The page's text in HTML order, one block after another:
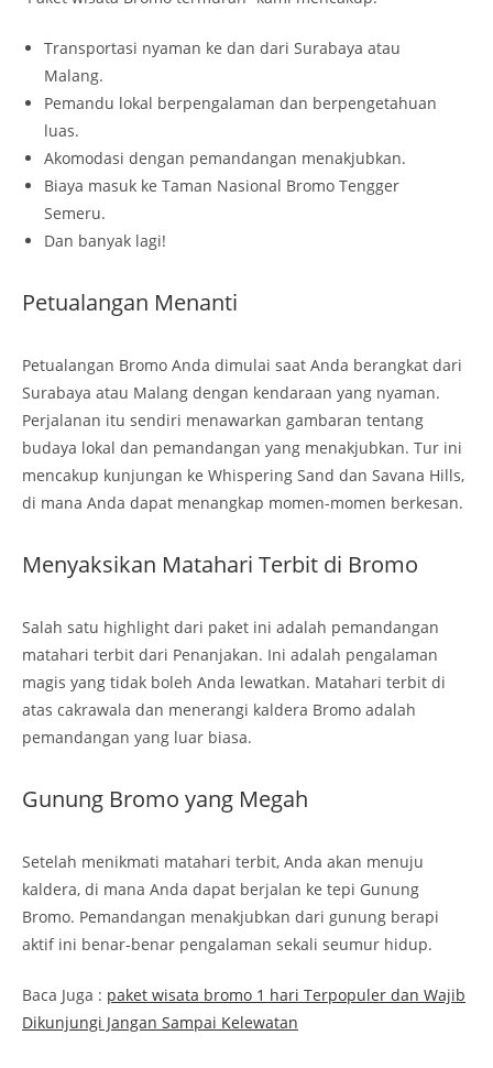
Transportasi nyaman ke dan dari Surabaya atau
Malang.
Pemandu lokal berpengalaman dan berpengetahuan
luas.
Akomodasi dengan pemandangan menakjubkan.
Biaya masuk ke Taman Nasional Bromo Tengger
Semeru.
Dan banyak lagi!
Petualangan Menanti
Petualangan Bromo Anda dimulai saat Anda berangkat dari
Surabaya atau Malang dengan kendaraan yang nyaman.
Perjalanan itu sendiri menawarkan gambaran tentang
budaya lokal dan pemandangan yang menakjubkan. Tur ini
mencakup kunjungan ke Whispering Sand dan Savana Hills,
di mana Anda dapat menangkap momen-momen berkesan.
Menyaksikan Matahari Terbit di Bromo
Salah satu highlight dari paket ini adalah pemandangan
matahari terbit dari Penanjakan. Ini adalah pengalaman
magis yang tidak boleh Anda lewatkan. Matahari terbit di
atas cakrawala dan menerangi kaldera Bromo adalah
pemandangan yang luar biasa.
Gunung Bromo yang Megah
Setelah menikmati matahari terbit, Anda akan menuju
kaldera, di mana Anda dapat berjalan ke tepi Gunung
Bromo. Pemandangan menakjubkan dari gunung berapi
aktif ini benar-benar pengalaman sekali seumur hidup.
Baca Juga : paket wisata bromo 1 hari Terpopuler dan Wajib
Dikunjungi Jangan Sampai Kelewatan